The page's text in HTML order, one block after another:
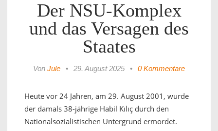
Der NSU-Komplex
und das Versagen des
Staates
Von Jule • 29. August 2025 • 0 Kommentare
Heute vor 24 Jahren, am 29. August 2001, wurde
der damals 38-jährige Habil Kılıç durch den
Nationalsozialistischen Untergrund ermordet.